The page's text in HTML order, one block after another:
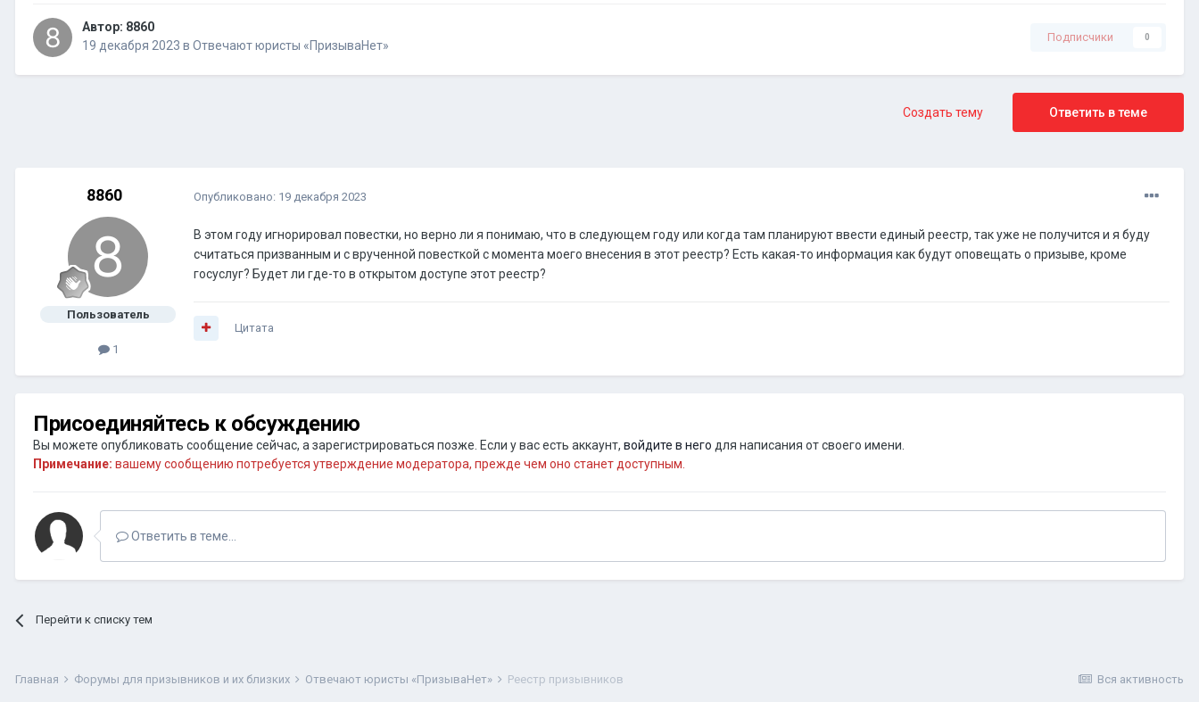
Автор: 8860
19 декабря 2023 в Отвечают юристы «ПризываНет»
Подписчики 0
Ответить в теме
Создать тему
8860
Пользователь
1
Опубликовано: 19 декабря 2023
В этом году игнорировал повестки, но верно ли я понимаю, что в следующем году или когда там планируют ввести единый реестр, так уже не получится и я буду
считаться призванным и с врученной повесткой с момента моего внесения в этот реестр? Есть какая-то информация как будут оповещать о призыве, кроме
госуслуг? Будет ли где-то в открытом доступе этот реестр?
Цитата
Присоединяйтесь к обсуждению
Вы можете опубликовать сообщение сейчас, а зарегистрироваться позже. Если у вас есть аккаунт, войдите в него для написания от своего имени.
Примечание: вашему сообщению потребуется утверждение модератора, прежде чем оно станет доступным.
Ответить в теме...
Перейти к списку тем
Вся активность
Главная Форумы для призывников и их близких Отвечают юристы «ПризываНет» Реестр призывников